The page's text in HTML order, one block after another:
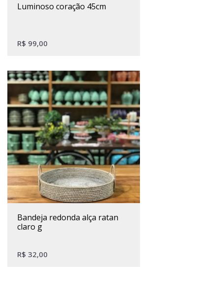
luminoso coração 45cm
R$ 99,00
bandeja redonda alça ratan
claro g
R$ 32,00